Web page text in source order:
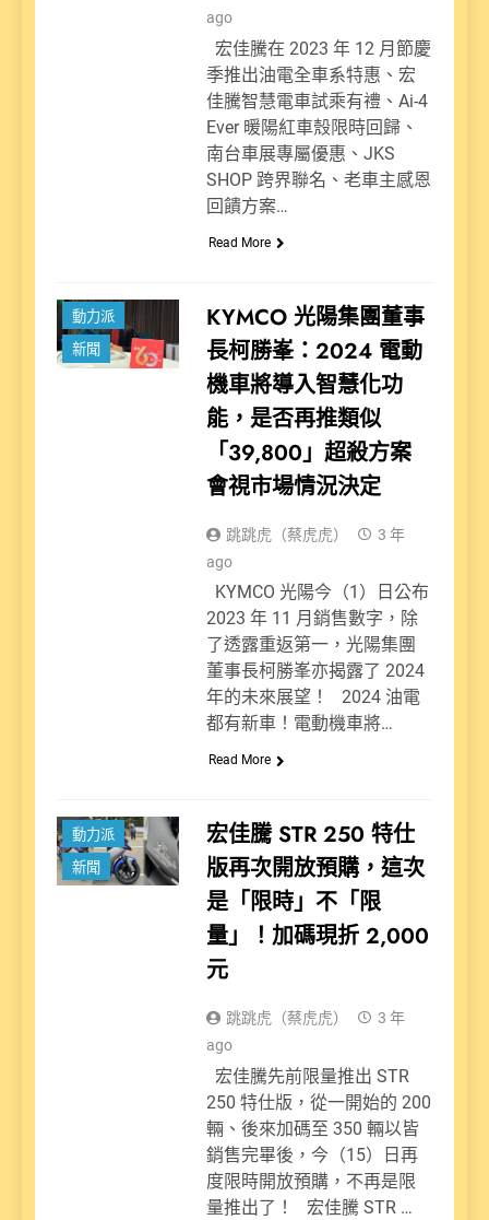
ago
宏佳騰在 2023 年 12 月節慶
季推出油電全車系特惠、宏
佳騰智慧電車試乘有禮、Ai-4
Ever 暖陽紅車殼限時回歸、
南台車展專屬優惠、JKS
SHOP 跨界聯名、老車主感恩
回饋方案…
Read More
動力派
新聞
KYMCO 光陽集團董事
長柯勝峯：2024 電動
機車將導入智慧化功
能，是否再推類似
「39,800」超殺方案
會視市場情況決定
跳跳虎（蔡虎虎）
3 年
ago
KYMCO 光陽今（1）日公布
2023 年 11 月銷售數字，除
了透露重返第一，光陽集團
董事長柯勝峯亦揭露了 2024
年的未來展望！ 2024 油電
都有新車！電動機車將…
Read More
動力派
新聞
宏佳騰 STR 250 特仕
版再次開放預購，這次
是「限時」不「限
量」！加碼現折 2,000
元
跳跳虎（蔡虎虎）
3 年
ago
宏佳騰先前限量推出 STR
250 特仕版，從一開始的 200
輛、後來加碼至 350 輛以皆
銷售完畢後，今（15）日再
度限時開放預購，不再是限
量推出了！ 宏佳騰 STR …